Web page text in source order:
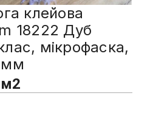
клейова
18222 Дуб
мікрофаска,
мм
м2